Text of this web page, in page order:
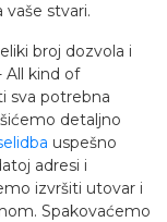
stvari.
broj dozvola i
All kind of
sva potrebna
detaljno
uspešno
adresi i
izvršiti utovar i
Spakovaćemo